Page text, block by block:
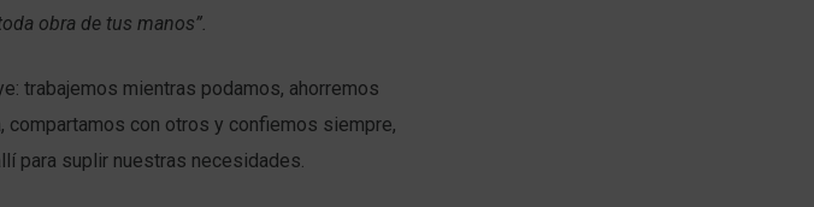
obra de tus manos”.
trabajemos mientras podamos, ahorremos
compartamos con otros y confiemos siempre,
para suplir nuestras necesidades.